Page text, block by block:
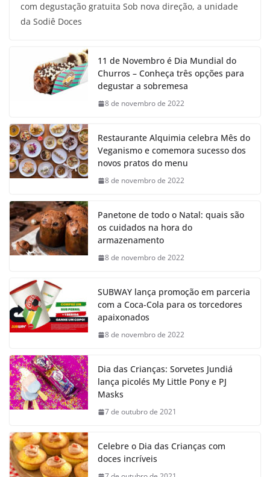
com degustação gratuita Sob nova direção, a unidade
da Sodiê Doces
11 de Novembro é Dia Mundial do
Churros – Conheça três opções para
degustar a sobremesa
8 de novembro de 2022
Restaurante Alquimia celebra Mês do
Veganismo e comemora sucesso dos
novos pratos do menu
8 de novembro de 2022
Panetone de todo o Natal: quais são
os cuidados na hora do
armazenamento
8 de novembro de 2022
SUBWAY lança promoção em parceria
com a Coca-Cola para os torcedores
apaixonados
8 de novembro de 2022
Dia das Crianças: Sorvetes Jundiá
lança picolés My Little Pony e PJ
Masks
7 de outubro de 2021
Celebre o Dia das Crianças com
doces incríveis